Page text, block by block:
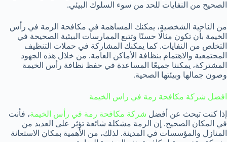
الصحيح من النفايات للحد من سوء السلوك البيئي.
من الناحية الشخصية، يمكنك المساهمة في مكافحة الرمة في رأس
الخيمة بأن تكون مثالًا حسنًا وتتبع الممارسات البيئية الصحيحة في
التخلص من النفايات. كما يمكنك المشاركة في حملات التنظيف
المجتمعية والاهتمام بنظافة الأماكن العامة. من خلال هذه الجهود
المشتركة، يمكننا جميعًا المساعدة في حفظ نظافة رأس الخيمة
وصون جمالها وبيئتها الصحية.
افضل شركة مكافحة رمة في راس الخيمة
إذا كنت تبحث عن أفضل شركة مكافحة رمة في رأس الخيمة، فأنت
في المكان الصحيح. إن الرمة مشكلة شائعة تؤثر على العديد من
المنازل والمؤسسات في المدينة. لذلك، من الأهمية بمكان الاستعانة